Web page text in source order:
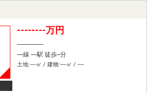
--------万円
-----------------
----線 ----駅 徒歩--分
土地:----㎡ / 建物:----㎡ / ----